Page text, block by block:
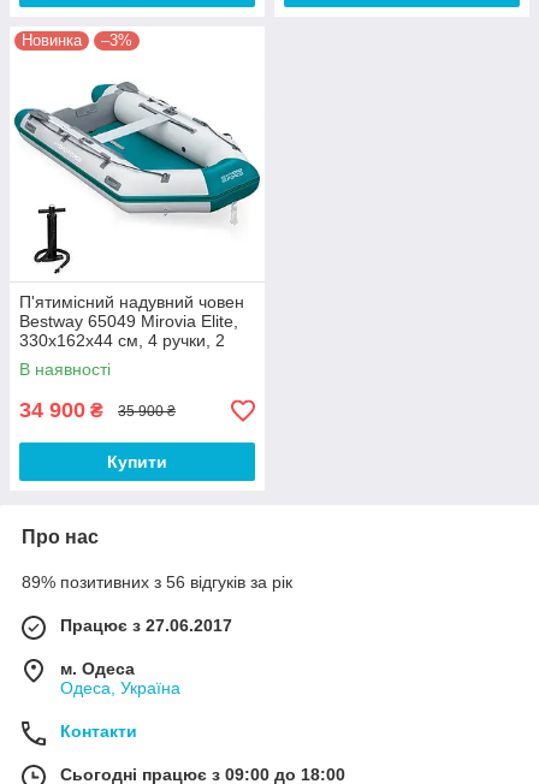
Новинка –3%
П'ятимісний надувний човен
Bestway 65049 Mirovia Elite,
330х162х44 см, 4 ручки, 2
весла 162см (алюміній),
ручний насос, сумка
В наявності
34 900 ₴ 35 900 ₴
Купити
Про нас
89% позитивних з 56 відгуків за рік
Працює з 27.06.2017
м. Одеса
Одеса, Україна
Контакти
Сьогодні працює з 09:00 до 18:00